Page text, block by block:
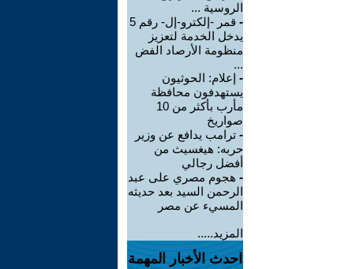
الروسية ...
-
قمر -إلكترو-إل- رقم 5
يدخل الخدمة لتعزيز
منظومة الأرصاد الفض
...
- إعلام: الحوثيون
يستهدفون محافظة
مأرب بأكثر من 10
صواريخ
- ترامب يدافع عن وزير
حربه: هيغسيث من
أفضل رجالي
- هجوم مصري على عبد
الرحمن السيد بعد حديثه
المسيء عن مصر
المزيد.....
احدث الأخبار المهمة